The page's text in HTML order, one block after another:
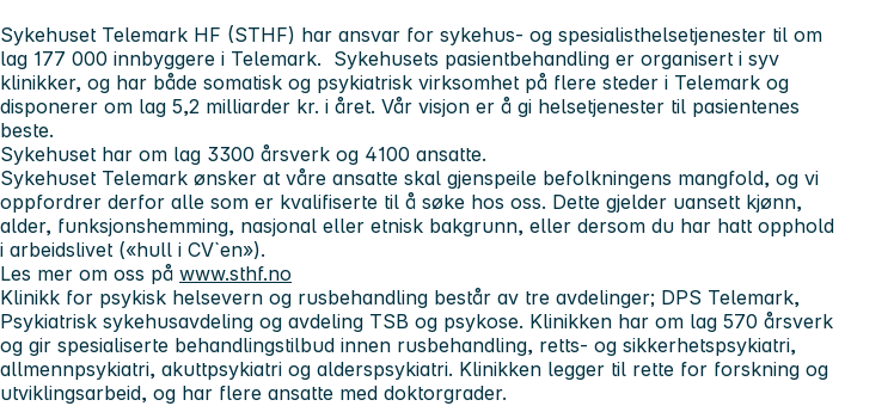
Sykehuset Telemark HF (STHF) har ansvar for sykehus- og spesialisthelsetjenester til om
lag 177 000 innbyggere i Telemark. Sykehusets pasientbehandling er organisert i syv
klinikker, og har både somatisk og psykiatrisk virksomhet på flere steder i Telemark og
disponerer om lag 5,2 milliarder kr. i året. Vår visjon er å gi helsetjenester til pasientenes
beste.
Sykehuset har om lag 3300 årsverk og 4100 ansatte.
Sykehuset Telemark ønsker at våre ansatte skal gjenspeile befolkningens mangfold, og vi
oppfordrer derfor alle som er kvalifiserte til å søke hos oss. Dette gjelder uansett kjønn,
alder, funksjonshemming, nasjonal eller etnisk bakgrunn, eller dersom du har hatt opphold
i arbeidslivet («hull i CV`en»).
Les mer om oss på www.sthf.no
Klinikk for psykisk helsevern og rusbehandling består av tre avdelinger; DPS Telemark,
Psykiatrisk sykehusavdeling og avdeling TSB og psykose. Klinikken har om lag 570 årsverk
og gir spesialiserte behandlingstilbud innen rusbehandling, retts- og sikkerhetspsykiatri,
allmennpsykiatri, akuttpsykiatri og alderspsykiatri. Klinikken legger til rette for forskning og
utviklingsarbeid, og har flere ansatte med doktorgrader.